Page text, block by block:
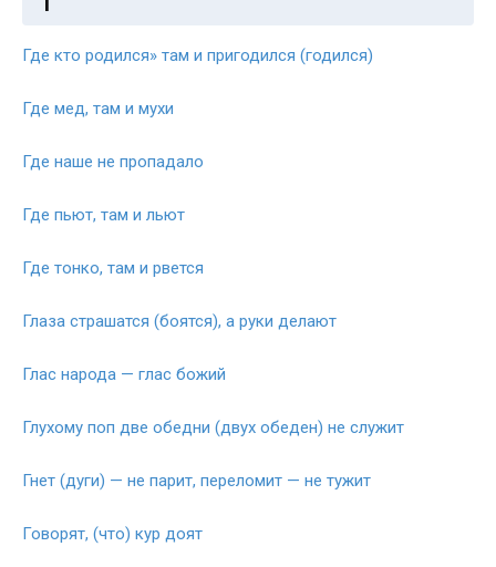
Где кто родился» там и пригодился (годился)
Где мед, там и мухи
Где наше не пропадало
Где пьют, там и льют
Где тонко, там и рвется
Глаза страшатся (боятся), а руки делают
Глас народа — глас божий
Глухому поп две обедни (двух обеден) не служит
Гнет (дуги) — не парит, переломит — не тужит
Говорят, (что) кур доят